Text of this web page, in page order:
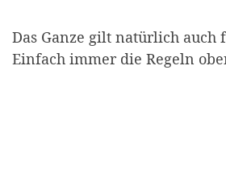
Das Ganze gilt natürlich auch
Einfach immer die Regeln